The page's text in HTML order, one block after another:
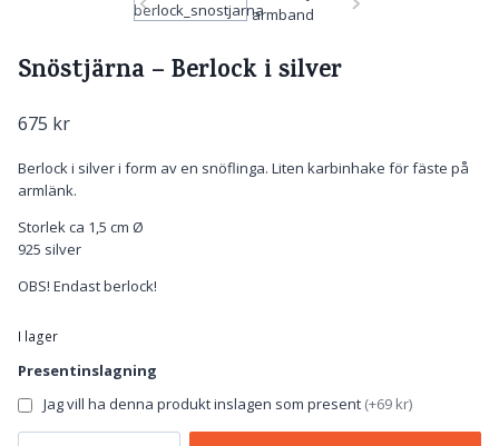
Snöstjärna – Berlock i silver
675 kr
Berlock i silver i form av en snöflinga. Liten karbinhake för fäste på
armlänk.
Storlek ca 1,5 cm Ø
925 silver
OBS! Endast berlock!
I lager
Presentinslagning
Jag vill ha denna produkt inslagen som present (+69 kr)